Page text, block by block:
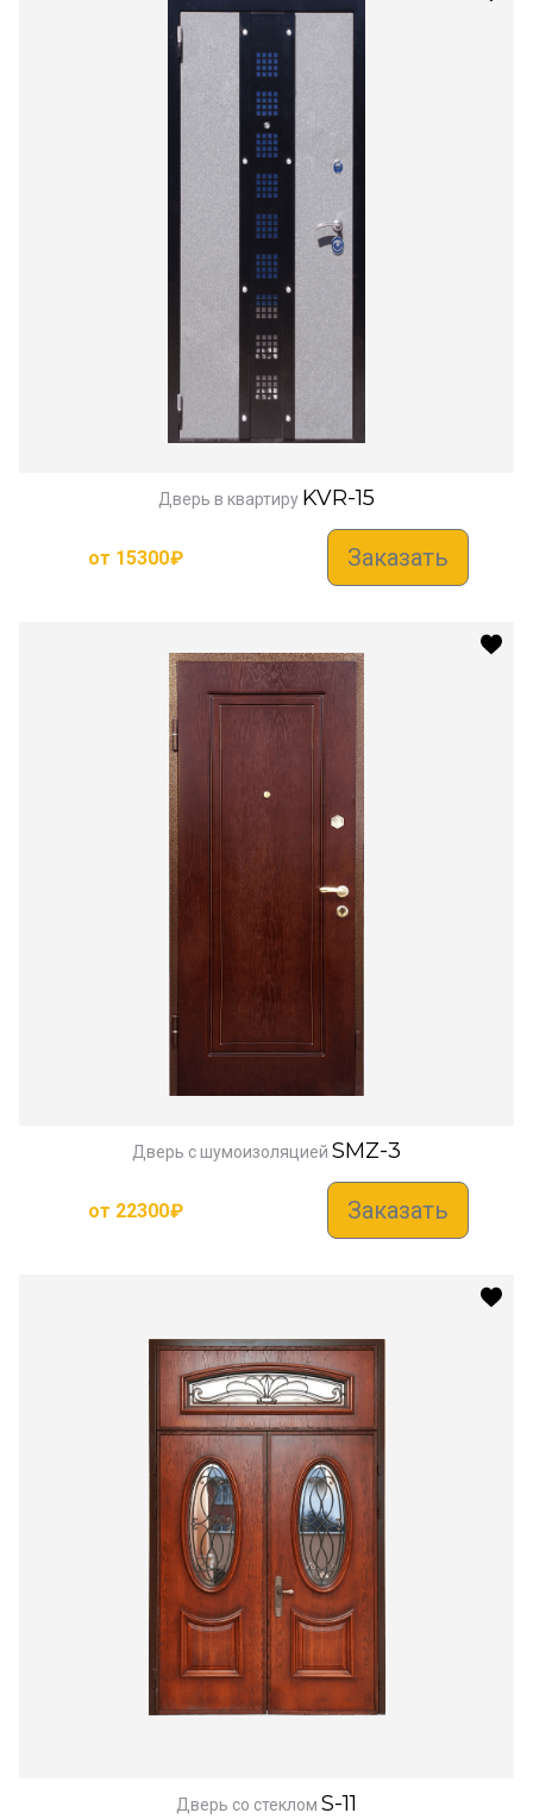
Дверь в квартиру KVR-15
от 15300₽ Заказать
Дверь с шумоизоляцией SMZ-3
от 22300₽ Заказать
Дверь со стеклом S-11